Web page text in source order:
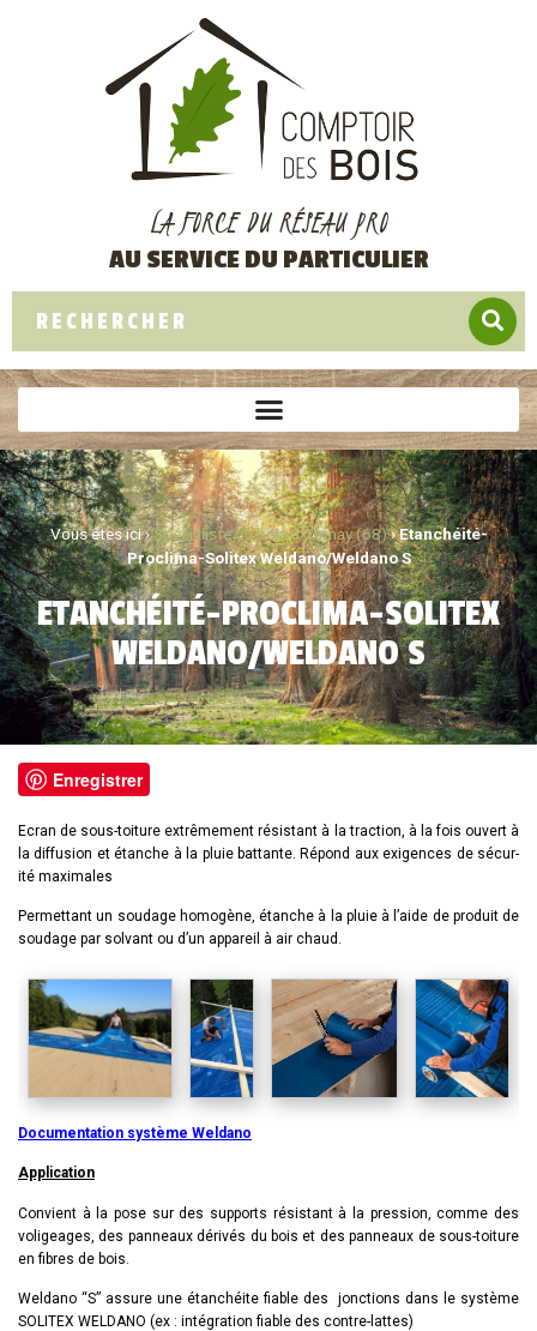
LA FORCE DU RÉSEAU PRO
AU SERVICE DU PARTICULIER
Vous êtes ici ›Spécialiste du bois à Cernay (68)›Etanchéité-
Proclima-Solitex Weldano/Weldano S
ETANCHÉITÉ-PROCLIMA-SOLITEX
WELDANO/WELDANO S
Enregistrer
Ecran de sous-toiture extrêmement résistant à la traction, à la fois ouvert à
la diffusion et étanche à la pluie battante. Ré­pond­ aux ex­i­gences de sé­cur­
ité max­i­m­ales
Permettant un soudage homogène, étanche à la pluie à l’aide de produit de
soud­age par solvant ou d’un ap­par­eil à air chaud.
Documentation système Weldano
Application
Convient à la pose sur des supports résistant à la pression, comme des
voligeages, des panneaux dérivés du bois et des panneaux de sous-toiture
en fibres de bois.
Weldano “S” assure une étanchéite fiable des jonctions dans le système
SOLITEX WELDANO (ex : in­té­gra­tion fiable des contre-lattes)